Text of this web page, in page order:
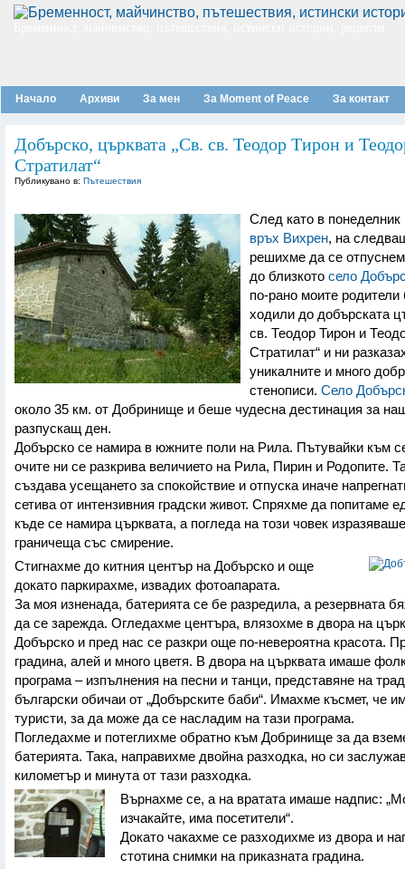
Начало Архиви За мен За Moment of Peace За контакт
Добърско, църквата „Св. св. Теодор Тирон и
Стратилат“
Публикувано в: Пътешествия
След като в понеделник
връх Вихрен, на
решихме да се
до близкото село
по-рано моите родители
ходили до добърската
св. Теодор Тирон и
Стратилат“ и ни
уникалните и много
стенописи. Село
около 35 км. от Добринище и беше чудесна дестинация за
разпускащ ден.
Добърско се намира в южните поли на Рила. Пътувайки към
очите ни се разкрива величието на Рила, Пирин и Родопите.
създава усещането за спокойствие и отпуска иначе
сетива от интензивния градски живот. Спряхме да попитаме
къде се намира църквата, а погледа на този човек
граничеща със смирение.
Стигнахме до китния център на Добърско и още
докато паркирахме, извадих фотоапарата.
За моя изненада, батерията се бе разредила, а резервната
да се зарежда. Огледахме центъра, влязохме в двора на
Добърско и пред нас се разкри още по-невероятна красота.
градина, алей и много цветя. В двора на църквата имаше
програма – изпълнения на песни и танци, представяне на
български обичаи от „Добърските баби“. Имахме късмет, че
туристи, за да може да се насладим на тази програма.
Погледахме и потеглихме обратно към Добринище за да
батерията. Така, направихме двойна разходка, но си
километър и минута от тази разходка.
Върнахме се, а на вратата имаше надпис:
изчакайте, има посетители“.
Докато чакахме се разходихме из двора и
стотина снимки на приказната градина.